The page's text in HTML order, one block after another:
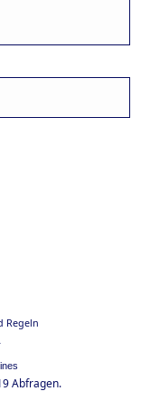
Regeln
Abfragen.